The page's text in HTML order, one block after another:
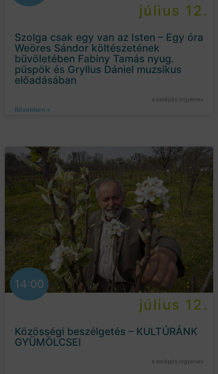
július 12.
Szolga csak egy van az Isten – Egy óra
Weöres Sándor költészetének
bűvöletében Fabiny Tamás nyug.
püspök és Gryllus Dániel muzsikus
előadásában
a belépés ingyenes
Bővebben »
14:00
július 12.
Közösségi beszélgetés – KULTÚRÁNK
GYÜMÖLCSEI
a belépés ingyenes